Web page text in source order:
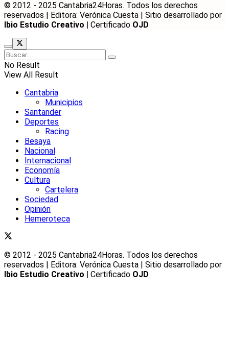
© 2012 - 2025 Cantabria24Horas. Todos los derechos
reservados | Editora: Verónica Cuesta | Sitio desarrollado por
Ibio Estudio Creativo |
Certificado OJD
No Result
View All Result
Cantabria
Municipios
Santander
Deportes
Racing
Besaya
Nacional
Internacional
Economía
Cultura
Cartelera
Sociedad
Opinión
Hemeroteca
© 2012 - 2025 Cantabria24Horas. Todos los derechos
reservados | Editora: Verónica Cuesta | Sitio desarrollado por
Ibio Estudio Creativo | Certificado OJD